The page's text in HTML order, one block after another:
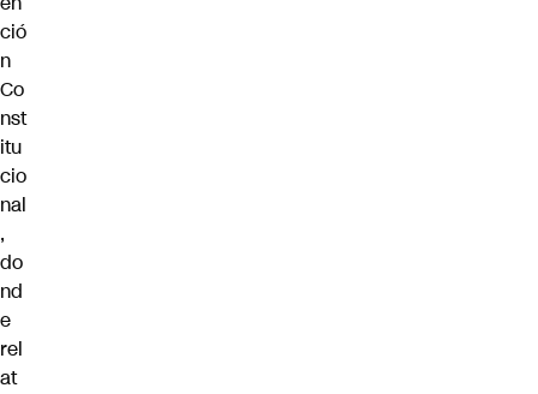
ció
n
Co
nst
itu
cio
nal
,
do
nd
e
rel
at